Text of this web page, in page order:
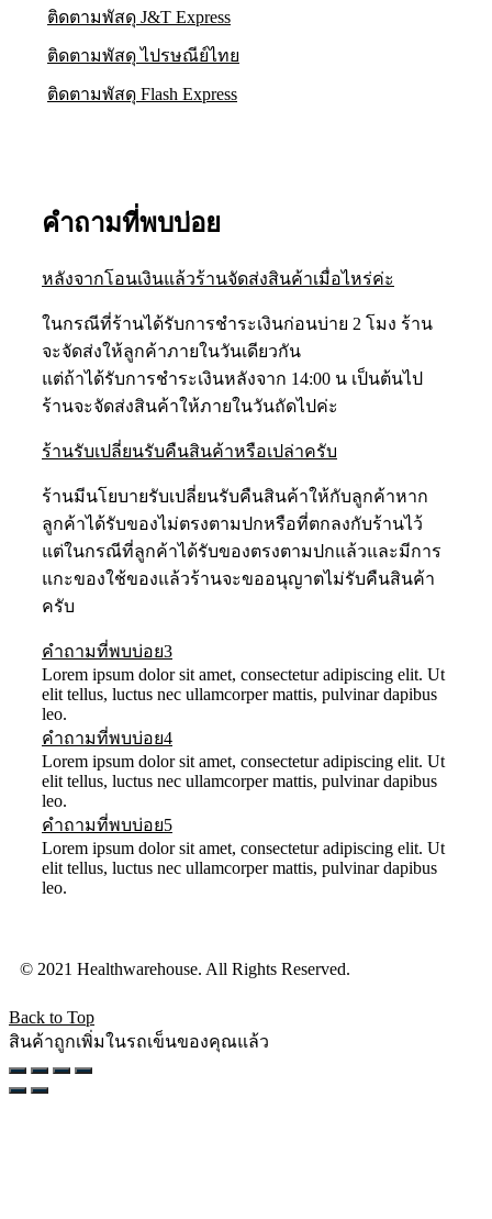
ติดตามพัสดุ J&T Express
ติดตามพัสดุ ไปรษณีย์ไทย
ติดตามพัสดุ Flash Express
คำถามที่พบบ่อย
หลังจากโอนเงินแล้วร้านจัดส่งสินค้าเมื่อไหร่ค่ะ
ในกรณีที่ร้านได้รับการชำระเงินก่อนบ่าย 2 โมง ร้าน
จะจัดส่งให้ลูกค้าภายในวันเดียวกัน
แต่ถ้าได้รับการชำระเงินหลังจาก 14:00 น เป็นต้นไป
ร้านจะจัดส่งสินค้าให้ภายในวันถัดไปค่ะ
ร้านรับเปลี่ยนรับคืนสินค้าหรือเปล่าครับ
ร้านมีนโยบายรับเปลี่ยนรับคืนสินค้าให้กับลูกค้าหาก
ลูกค้าได้รับของไม่ตรงตามปกหรือที่ตกลงกับร้านไว้
แต่ในกรณีที่ลูกค้าได้รับของตรงตามปกแล้วและมีการ
แกะของใช้ของแล้วร้านจะขออนุญาตไม่รับคืนสินค้า
ครับ
คำถามที่พบบ่อย3
Lorem ipsum dolor sit amet, consectetur adipiscing elit. Ut
elit tellus, luctus nec ullamcorper mattis, pulvinar dapibus
leo.
คำถามที่พบบ่อย4
Lorem ipsum dolor sit amet, consectetur adipiscing elit. Ut
elit tellus, luctus nec ullamcorper mattis, pulvinar dapibus
leo.
คำถามที่พบบ่อย5
Lorem ipsum dolor sit amet, consectetur adipiscing elit. Ut
elit tellus, luctus nec ullamcorper mattis, pulvinar dapibus
leo.
© 2021 Healthwarehouse. All Rights Reserved.
Back to Top
สินค้าถูกเพิ่มในรถเข็นของคุณแล้ว